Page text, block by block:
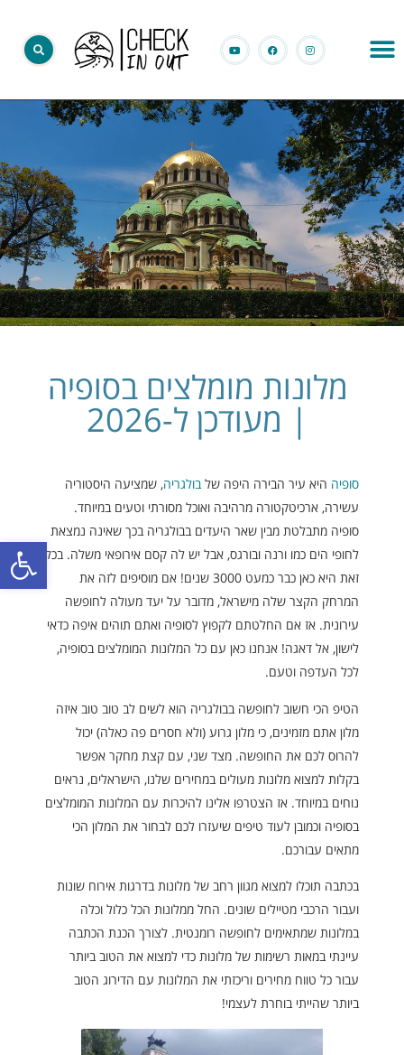
פתח
מלונות מומלצים בסופיה
| מעודכן ל-2026
סופיה היא עיר הבירה היפה שלבולגריה, שמציעה היסטוריה
עשירה, ארכיטקטורה מרהיבה ואוכל מסורתי וטעים במיוחד.
סופיה מתבלטת מבין שאר היעדים בבולגריה בכך שאינה נמצאת
לחופי הים כמו ורנה ובורגס, אבל יש לה קסם אירופאי משלה. בכל
זאת היא כאן כבר כמעט 3000 שנים! אם מוסיפים לזה את
המרחק הקצר שלה מישראל, מדובר על יעד מעולה לחופשה
עירונית. אז אם החלטתם לקפוץ לסופיה ואתם תוהים איפה כדאי
לישון, אל דאגה! אנחנו כאן עם כל המלונות המומלצים בסופיה,
לכל העדפה וטעם.
הטיפ הכי חשוב לחופשה בבולגריה הוא לשים לב טוב טוב איזה
מלון אתם מזמינים, כי מלון גרוע (ולא חסרים פה כאלה) יכול
להרוס לכם את החופשה. מצד שני, עם קצת מחקר אפשר
בקלות למצוא מלונות מעולים במחירים שלנו, הישראלים, נראים
נוחים במיוחד. אז הצטרפו אלינו להיכרות עם המלונות המומלצים
בסופיה וכמובן לעוד טיפים שיעזרו לכם לבחור את המלון הכי
מתאים עבורכם.
בכתבה תוכלו למצוא מגוון רחב של מלונות בדרגות אירוח שונות
ועבור הרכבי מטיילים שונים. החל ממלונות הכל כלול וכלה
במלונות שמתאימים לחופשה רומנטית. לצורך הכנת הכתבה
עיינתי במאות רשימות של מלונות כדי למצוא את הטוב ביותר
עבור כל טווח מחירים וריכזתי את המלונות עם הדירוג הטוב
ביותר שהייתי בוחרת לעצמי!